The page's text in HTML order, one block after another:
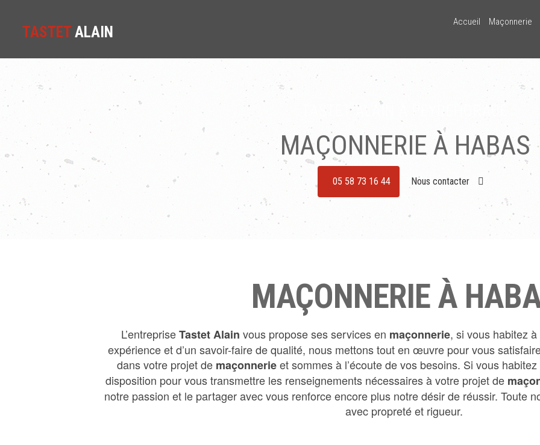
TASTET ALAIN
Accueil Maçonnerie
TASTET ALAIN À PEYREHORADE
MAÇONNERIE À HABAS
05 58 73 16 44 Nous contacter
MAÇONNERIE À
L’entrepriseTastet Alain vous propose ses services en maçonnerie, si vous habitez à
expérience et d’un savoir-faire de qualité, nous mettons tout en œuvre pour vous
dans votre projet de maçonnerieet sommes à l’écoute de vos besoins. Si vous
disposition pour vous transmettre les renseignements nécessaires à votre projet de
notre passion et le partager avec vous renforce encore plus notre désir de réussir. Toute
avec propreté et rigueur.